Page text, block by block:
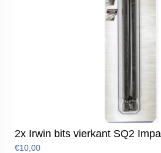
2x Irwin bits vierkant SQ2
€10,00